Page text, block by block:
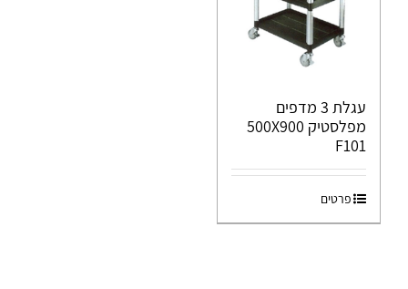
עגלת 3 מדפים
מפלסטיק 500X900
F101
פרטים